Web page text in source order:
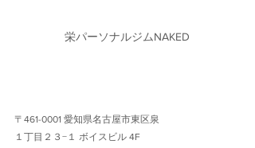
栄パーソナルジムNAKED
〒461-0001 愛知県名古屋市東区泉
１丁目２３−１ ボイスビル 4F